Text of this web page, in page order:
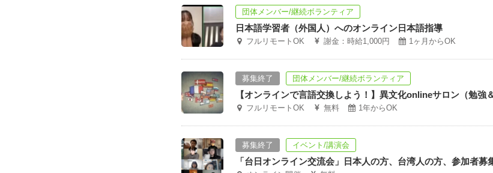
団体メンバー/継続ボランティア
日本語学習者（外国人）へのオンライン日本語指導
フルリモートOK 謝金：時給1,000円 1ヶ月からOK
募集終了 団体メンバー/継続ボランティア
【オンラインで言語交換しよう！】異文化onlineサロン（勉強
フルリモートOK 無料 1年からOK
募集終了 イベント/講演会
「台日オンライン交流会」日本人の方、台湾人の方、参加者